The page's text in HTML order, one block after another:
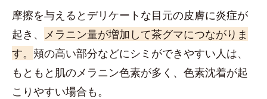
摩擦を与えるとデリケートな目元の皮膚に炎症が
起き、 メラニン量が増加して茶グマにつながりま
す。 頬の高い部分などにシミができやすい人は、
もともと肌のメラニン色素が多く、色素沈着が起
こりやすい場合も。